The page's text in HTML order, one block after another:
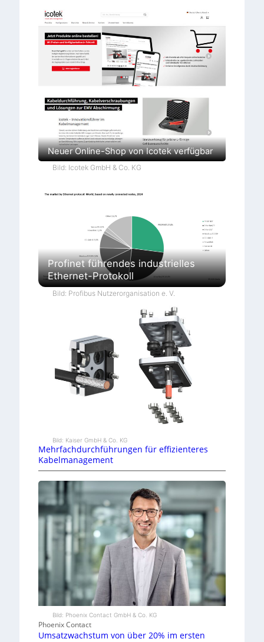
Neuer Online-Shop von Icotek verfügbar
Bild: Icotek GmbH & Co. KG
Profinet führendes industrielles
Ethernet-Protokoll
Bild: Profibus Nutzerorganisation e. V.
Bild: Kaiser GmbH & Co. KG
Mehrfachdurchführungen für effizienteres
Kabelmanagement
Bild: Phoenix Contact GmbH & Co. KG
Phoenix Contact
Umsatzwachstum von über 20% im ersten